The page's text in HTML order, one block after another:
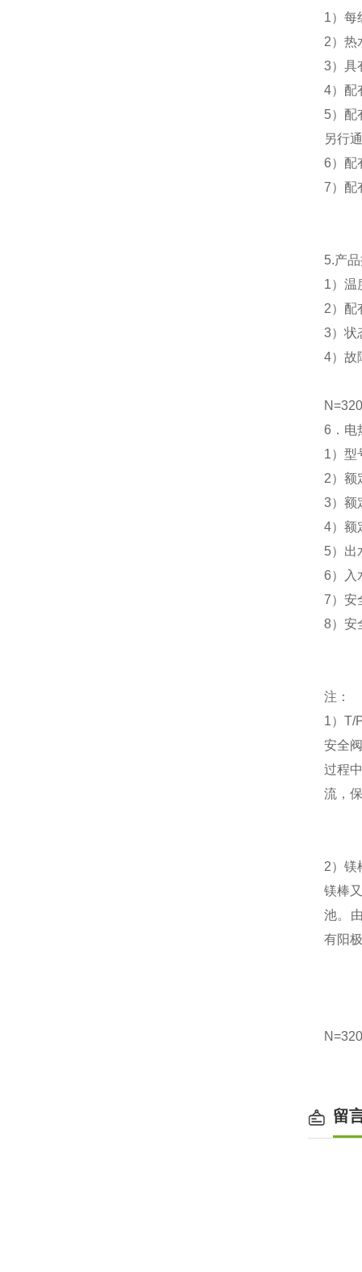
1）每
2）热
3）具
4）配
5）配
另行
6）配
7）配
5.产
1）温
2）配
3）状
4）故
N=320
6 ．
1）型
2）额
3）额
4）额
5）出
6）入
7）安
8）安
注：
1） T/
安全
过程
流，
2） 镁
镁棒
池。
有阳
N=320
留